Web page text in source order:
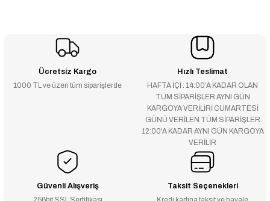
Ücretsiz Kargo
1000 TL ve üzeri tüm siparişlerde
Hızlı Teslimat
HAFTA İÇİ : 14:00’A KADAR OLAN
TÜM SİPARİŞLER AYNI GÜN
KARGOYA VERİLİRİ CUMARTESİ
GÜNÜ VERİLEN TÜM SİPARİŞLER
12:00'A KADAR AYNI GÜN KARGOYA
VERİLİR
Güvenli Alışveriş Taksit Seçenekleri